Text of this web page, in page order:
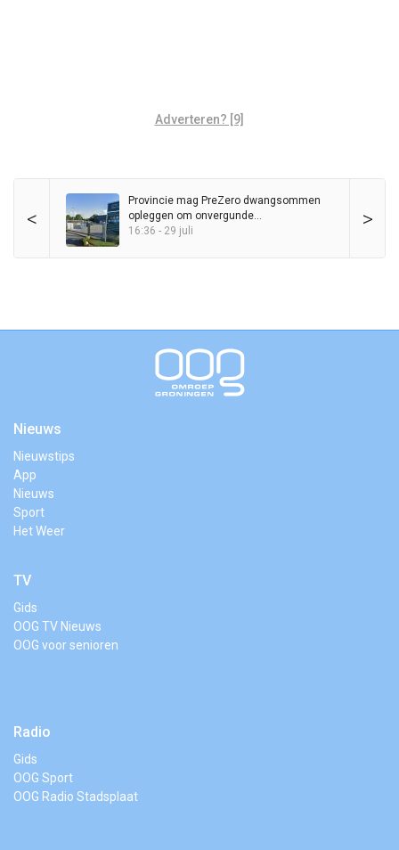
Adverteren? [9]
< >
Provincie mag PreZero dwangsommen
opleggen om onvergunde
sorteerinstallatie
16:36 - 29 juli
Nieuws
Nieuwstips
App
Nieuws
Sport
Het Weer
TV
Gids
OOG TV Nieuws
OOG voor senioren
Radio
Gids
OOG Sport
OOG Radio Stadsplaat